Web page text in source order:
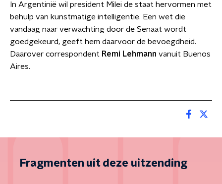
In Argentinië wil president Milei de staat hervormen met
behulp van kunstmatige intelligentie. Een wet die
vandaag naar verwachting door de Senaat wordt
goedgekeurd, geeft hem daarvoor de bevoegdheid.
Daarover correspondent Remi Lehmann vanuit Buenos
Aires.
Fragmenten uit deze uitzending